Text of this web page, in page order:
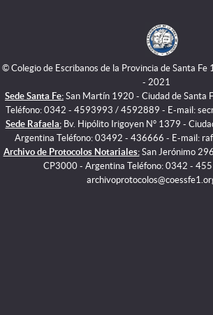
© Colegio de Escribanos de la Provincia de Santa
- 2021
Sede Santa Fe: San Martín 1920 - Ciudad de Santa
Teléfono: 0342 - 4593993 / 4592889 - E-mail:
Sede Rafaela:Bv. Hipólito Irigoyen N° 1379 -
Argentina Teléfono: 03492 - 436666 - E-mail:
Archivo de Protocolos Notariales:San Jerónimo
CP3000 - Argentina Teléfono: 0342 -